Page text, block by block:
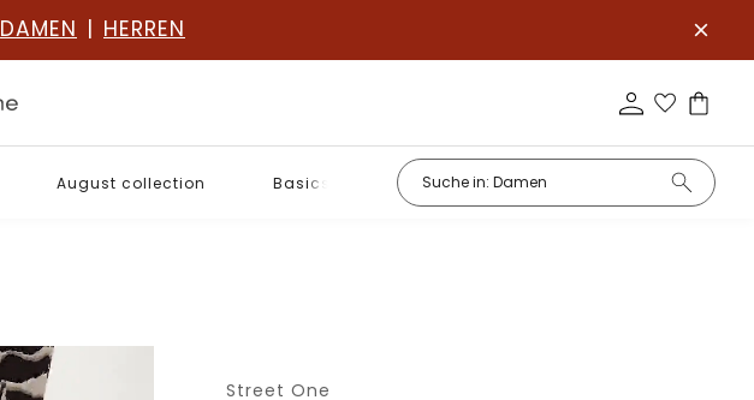
DAMEN | HERREN
August collection Basics
Street One